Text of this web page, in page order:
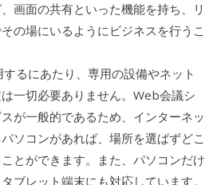
画面の共有といった機能を持ち、リ
の場にいるようにビジネスを行うこ
るにあたり、専用の設備やネット
一切必要ありません。Web会議シ
が一般的であるため、インターネッ
ソコンがあれば、場所を選ばずどこ
とができます。また、パソコンだけ
タブレット端末にも対応しています。